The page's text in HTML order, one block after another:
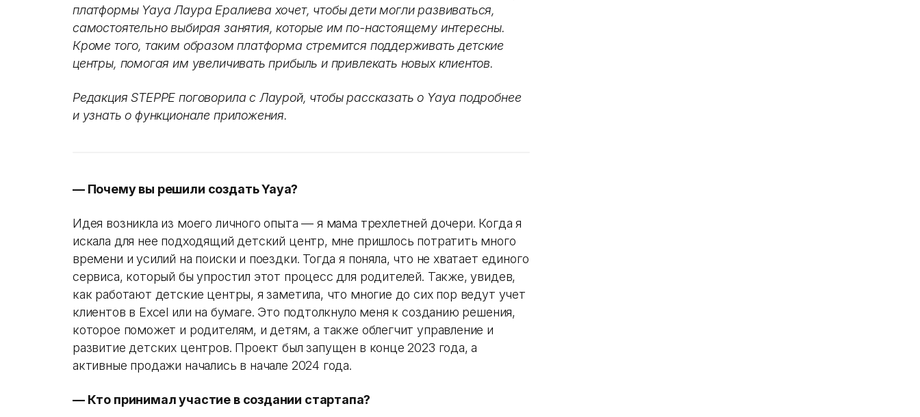
платформы Yaya Лаура Ералиева хочет, чтобы дети могли развиваться,
самостоятельно выбирая занятия, которые им по-настоящему интересны.
Кроме того, таким образом платформа стремится поддерживать детские
центры, помогая им увеличивать прибыль и привлекать новых клиентов.
Редакция STEPPE поговорила с Лаурой, чтобы рассказать о Yaya подробнее
и узнать о функционале приложения.
— Почему вы решили создать Yaya?
Идея возникла из моего личного опыта — я мама трехлетней дочери. Когда я
искала для нее подходящий детский центр, мне пришлось потратить много
времени и усилий на поиски и поездки. Тогда я поняла, что не хватает единого
сервиса, который бы упростил этот процесс для родителей. Также, увидев,
как работают детские центры, я заметила, что многие до сих пор ведут учет
клиентов в Excel или на бумаге. Это подтолкнуло меня к созданию решения,
которое поможет и родителям, и детям, а также облегчит управление и
развитие детских центров. Проект был запущен в конце 2023 года, а
активные продажи начались в начале 2024 года.
— Кто принимал участие в создании стартапа?